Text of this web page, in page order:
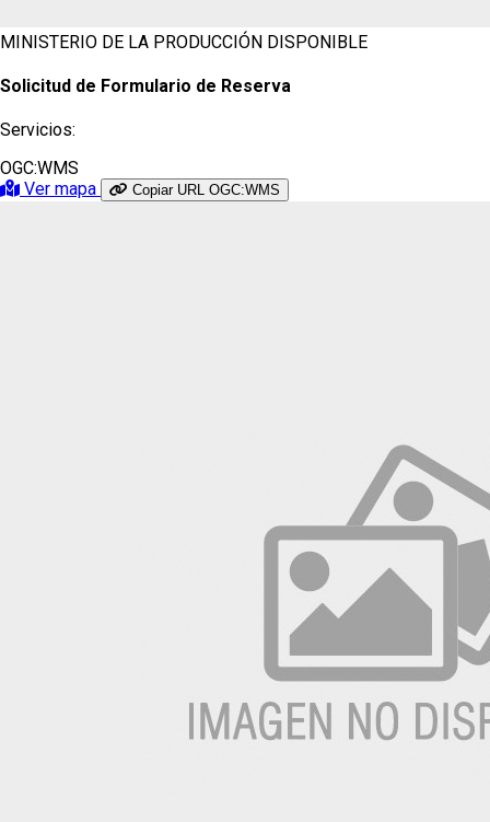
MINISTERIO DE LA PRODUCCIÓN DISPONIBLE
Solicitud de Formulario de Reserva
Servicios:
OGC:WMS
Ver mapa
Copiar URL OGC:WMS